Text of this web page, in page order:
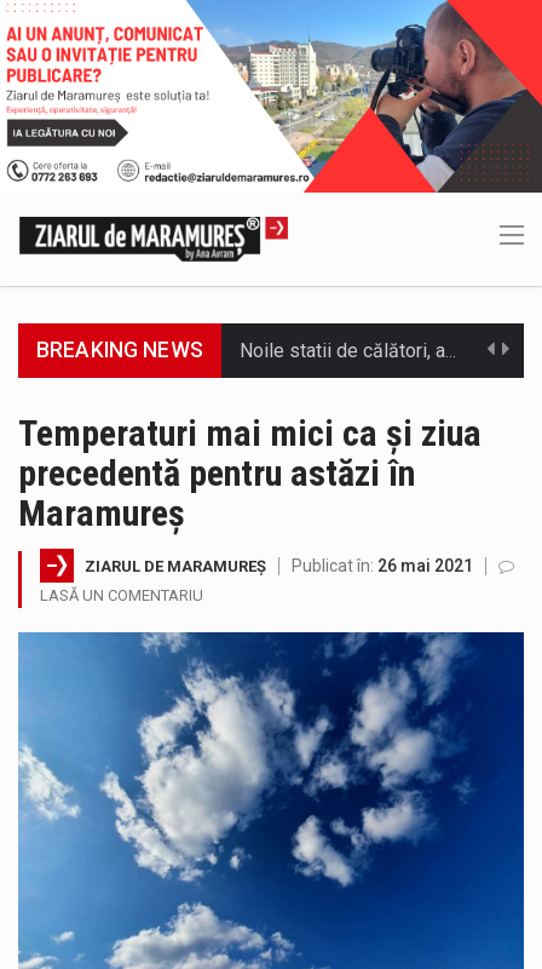
BREAKING NEWS Municipiul Baia Mare, prin Serviciul Public Comunitar Local de Evidență a Persoanelor - Serviciul Evidența Persoanelor, îi informează pe cetățenii…
Testarea independentă a sistemului e-Terra, realizată de STS, DNSC și Cyberint, a mai parcurs o rundă de evaluare. Un număr…
Vremea va fi caniculară. Disconfortul termic va fi accentuat, iar indicele temperatură-umezeală (ITU) va depăși pragul critic de 80 de…
COD GALBEN. Interval de valabilitate: 07 august, ora 12.00 – 07 august, ora 23.00 / Fenomene vizate: instabilitate atmosferică, intensificări…
Proiectul de lege privind Strategia națională pentru conservarea biodiversității a fost din nou dezbătut ieri și în final adoptat de…
Pe scurt. Statuia lui PINTEA VITEAZU din fața Jandarmeriei Maramures a ajuns să fie zilele acestea mărul discordiei între administrații.…
Temperaturi mai mici ca și ziua
precedentă pentru astăzi în
Maramureș
ZIARUL DE MARAMUREȘ Publicat în: 26 mai 2021
LASĂ UN COMENTARIU